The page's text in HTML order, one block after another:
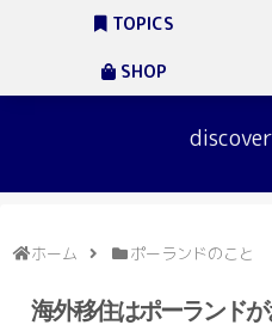
TOPICS
SHOP
ホーム ポーランドのこと
海外移住はポーランド